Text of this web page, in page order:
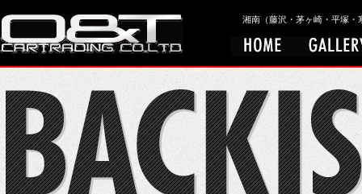
湘南（藤沢・茅ヶ崎・平塚